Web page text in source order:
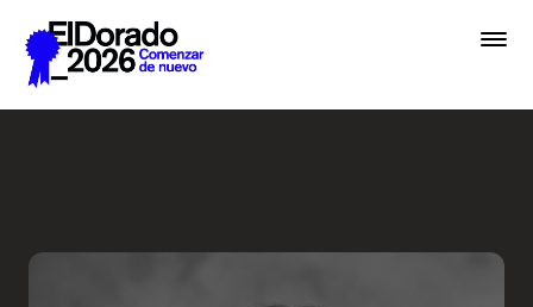
Saltar al contenido principal